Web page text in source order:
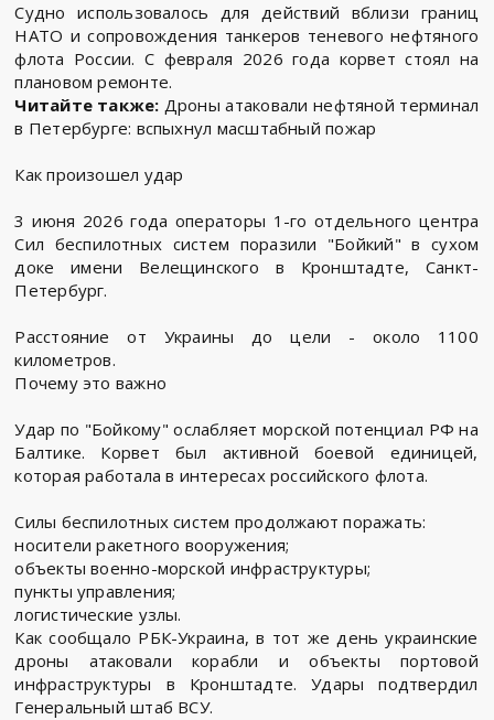
Судно использовалось для действий вблизи границ
НАТО и сопровождения танкеров теневого нефтяного
флота России. С февраля 2026 года корвет стоял на
плановом ремонте.
Читайте также: Дроны атаковали нефтяной терминал
в Петербурге: вспыхнул масштабный пожар
Как произошел удар
3 июня 2026 года операторы 1-го отдельного центра
Сил беспилотных систем поразили "Бойкий" в сухом
доке имени Велещинского в Кронштадте, Санкт-
Петербург.
Расстояние от Украины до цели - около 1100
километров.
Почему это важно
Удар по "Бойкому" ослабляет морской потенциал РФ на
Балтике. Корвет был активной боевой единицей,
которая работала в интересах российского флота.
Силы беспилотных систем продолжают поражать:
носители ракетного вооружения;
объекты военно-морской инфраструктуры;
пункты управления;
логистические узлы.
Как сообщало РБК-Украина, в тот же день украинские
дроны атаковали корабли и объекты портовой
инфраструктуры в Кронштадте. Удары подтвердил
Генеральный штаб ВСУ.